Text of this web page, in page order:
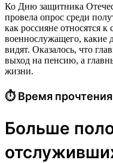
Ко Дню защитника
провела опрос среди
как россияне относятся
военнослужащего, какие
видят. Оказалось, что
выход на пенсию, а
жизни.
⏱ Время
Больше